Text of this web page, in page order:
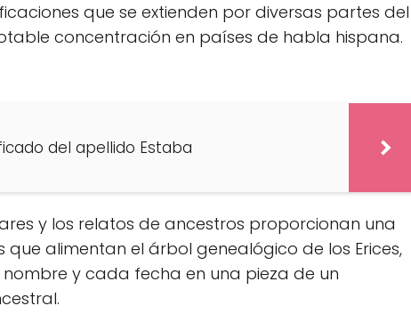
que se extienden por diversas partes del
concentración en países de habla hispana.
del apellido Estaba
y los relatos de ancestros proporcionan una
que alimentan el árbol genealógico de los Erices,
y cada fecha en una pieza de un